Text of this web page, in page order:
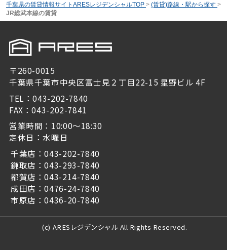
千葉県の賃貸情報サイトARESレジデンシャルTOP > (賃貸)路線・駅から探す >
JR総武本線の賃貸
〒260-0015
千葉県千葉市中央区富士見２丁目22-15 星野ビル 4F
TEL：043-202-7840
FAX：043-202-7841
営業時間：10:00～18:30
定休日：水曜日
千葉店：043-202-7840
鎌取店：043-293-7840
都賀店：043-214-7840
成田店：0476-24-7840
市原店：0436-20-7840
(c) ARESレジデンシャル All Rights Reserved.